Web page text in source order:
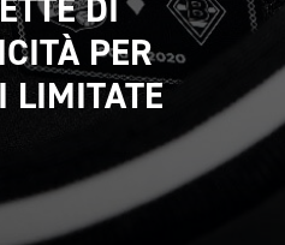
PER
LIMITATE